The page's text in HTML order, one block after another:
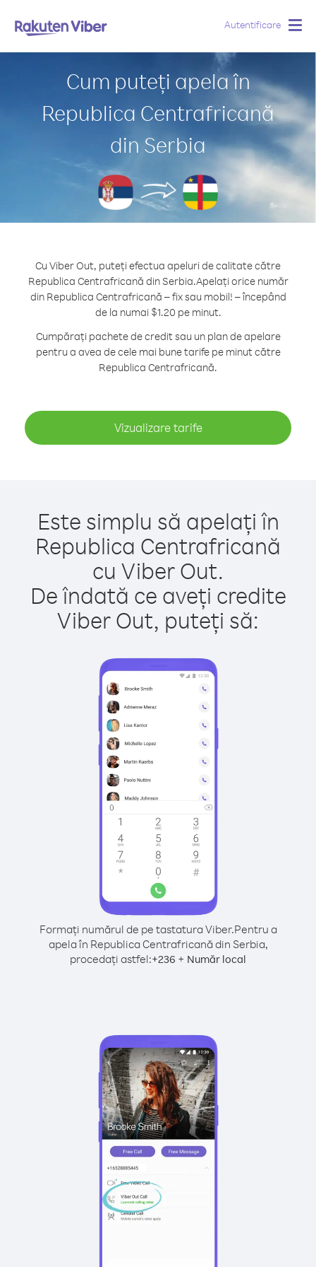
Autentificare
Cum puteți apela în
Republica Centrafricană
din Serbia
Cu Viber Out, puteți efectua apeluri de calitate către
Republica Centrafricană din Serbia.Apelați orice număr
din Republica Centrafricană – fix sau mobil! – începând
de la numai $1.20 pe minut.
Cumpărați pachete de credit sau un plan de apelare
pentru a avea de cele mai bune tarife pe minut către
Republica Centrafricană.
Vizualizare tarife
Este simplu să apelați în
Republica Centrafricană
cu Viber Out.
De îndată ce aveți credite
Viber Out, puteți să:
Formați numărul de pe tastatura Viber.Pentru a
apela în Republica Centrafricană din Serbia,
procedați astfel:+236 + Număr local